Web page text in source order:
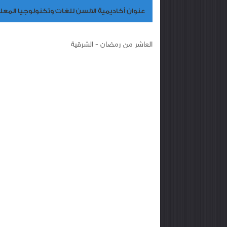
عنوان أكاديمية الالسن للغات وتكنولوجيا
العاشر من رمضان - الشرقية